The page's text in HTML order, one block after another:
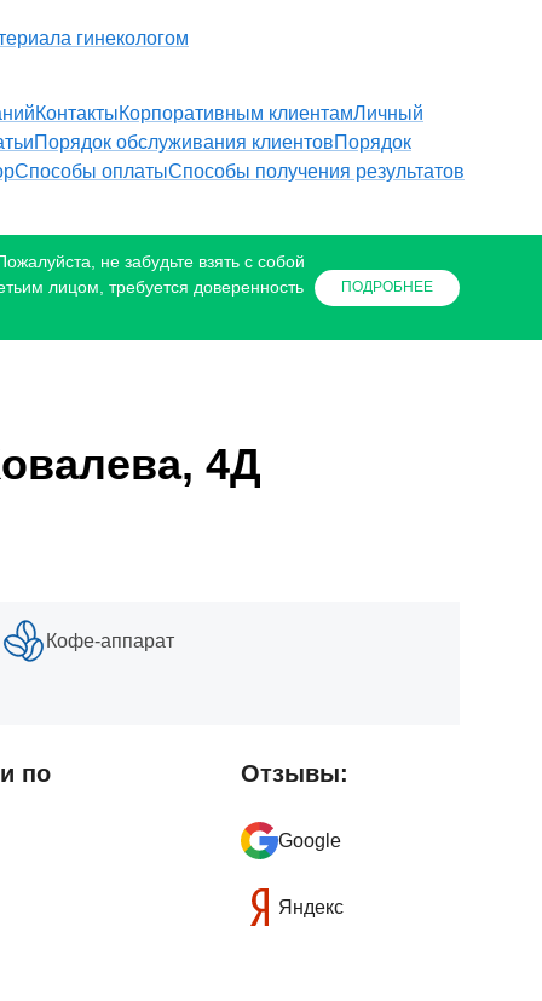
гинекологом
КонтактыКорпоративным клиентамЛичный
Порядок обслуживания клиентовПорядок
Способы оплатыСпособы получения результатов
не забудьте взять с собой
лицом, требуется доверенность
ПОДРОБНЕЕ
4Д
Кофе-аппарат
по Отзывы:
Google
Яндекс